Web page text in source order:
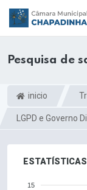
Pesquisa de
inicio
LGPD e Governo
ESTATÍSTICAS
15